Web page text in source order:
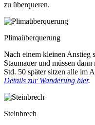
zu überqueren.
Plimaüberquerung
Nach einem kleinen Anstieg
Staumauer und müssen
Std. 50 später sitzen alle im
Details zur Wanderung hier.
Steinbrech